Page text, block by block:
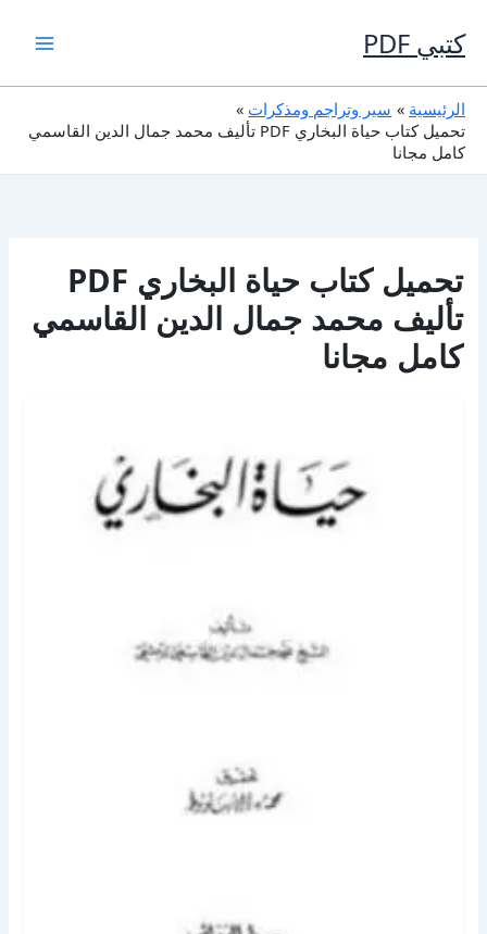
إلى
المحتوى
كتبي PDF
الرئيسية
سير وتراجم ومذكرات
تحميل كتاب حياة البخاري PDF تأليف محمد جمال الدين القاسمي
كامل مجانا
تحميل كتاب حياة البخاري PDF
تأليف محمد جمال الدين القاسمي
كامل مجانا